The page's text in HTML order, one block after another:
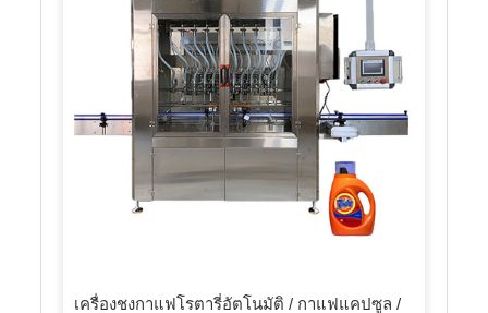
เครื่องชงกาแฟโรตารี่อัตโนมัติ / กาแฟแคปซูล /